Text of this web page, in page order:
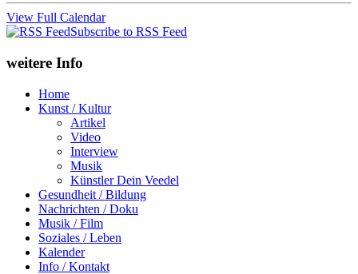
View Full Calendar
Subscribe to RSS Feed
weitere Info
Home
Kunst / Kultur
Artikel
Video
Interview
Musik
Künstler Dein Veedel
Gesundheit / Bildung
Nachrichten / Doku
Musik / Film
Soziales / Leben
Kalender
Info / Kontakt